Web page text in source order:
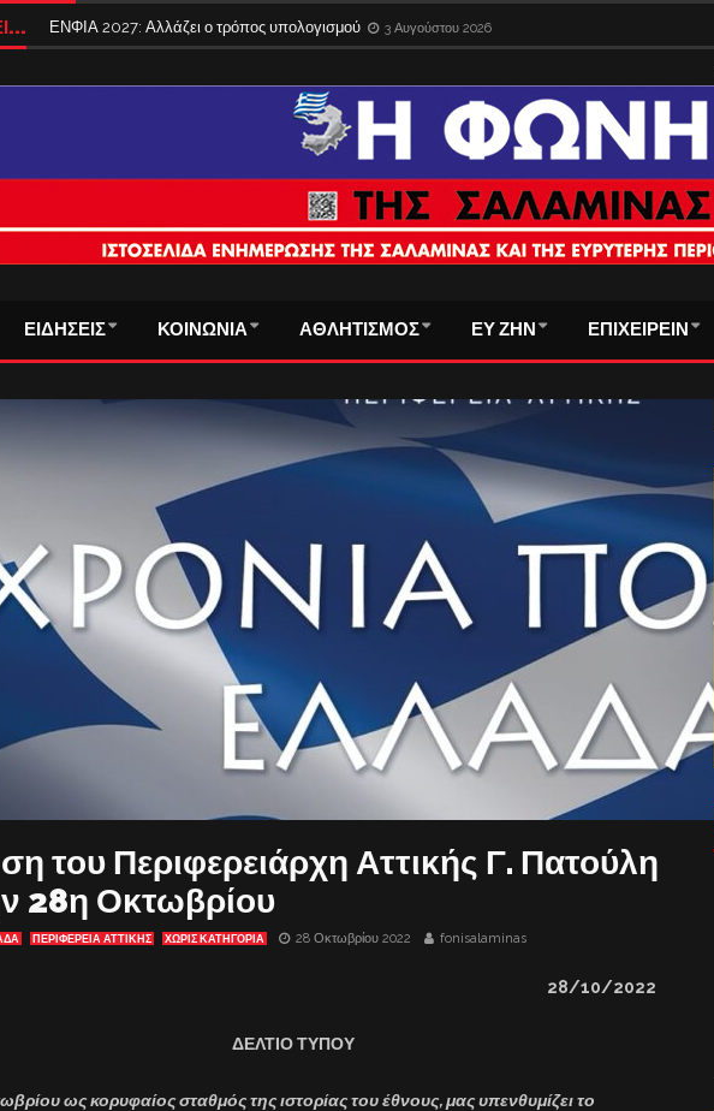
ΕΝΦΙΑ 2027: Αλλάζει ο τρόπος υπολογισμού 3 Αυγούστου 2026
ΕΙΔΗΣΕΙΣ ΚΟΙΝΩΝΙΑ ΑΘΛΗΤΙΣΜΟΣ ΕΥ ΖΗΝ ΕΠΙΧΕΙΡΕΙΝ
του Περιφερειάρχη Αττικής Γ. Πατούλη
28η Οκτωβρίου
ΠΕΡΙΦΕΡΕΙΑ ΑΤΤΙΚΗΣ ΧΩΡΊΣ ΚΑΤΗΓΟΡΊΑ 28 Οκτωβρίου 2022 fonisalaminas
28/10/2022
ΔΕΛΤΙΟ ΤΥΠΟΥ
ως κορυφαίος σταθμός της ιστορίας του έθνους, μας υπενθυμίζει το